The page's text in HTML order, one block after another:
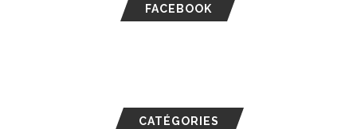
FACEBOOK
CATÉGORIES